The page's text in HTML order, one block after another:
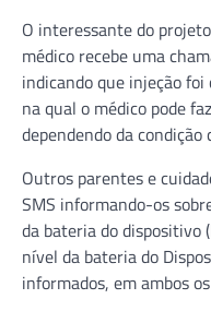
O interessante do
médico recebe uma
indicando que injeção
na qual o médico pode
dependendo da condição
Outros parentes e
SMS informando-os
da bateria do dispositivo
nível da bateria do
informados, em ambos